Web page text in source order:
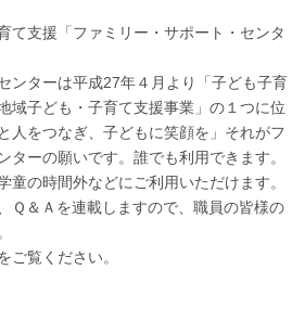
て支援「ファミリー・サポート・センタ
ンターは平成27年４月より「子ども子育
域子ども・子育て支援事業」の１つに位
人をつなぎ、子どもに笑顔を」それがフ
ターの願いです。誰でも利用できます。
童の時間外などにご利用いただけます。
Ｑ＆Ａを連載しますので、職員の皆様の
ご覧ください。